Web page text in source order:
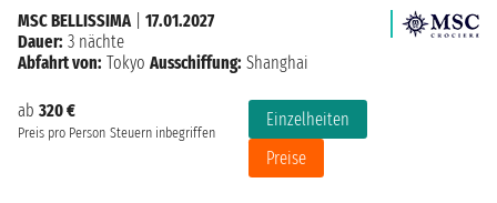
ab 320 €
Preis pro Person Steuern inbegriffen
Einzelheiten
Preise
MSC BELLISSIMA| 17.01.2027
Dauer: 3 nächte
Abfahrt von: Tokyo Ausschiffung: Shanghai